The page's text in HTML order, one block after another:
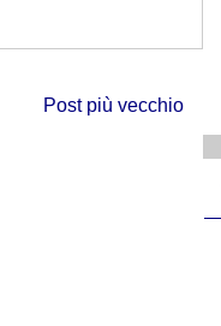
Post più vecchio